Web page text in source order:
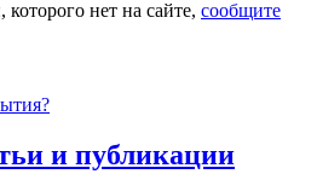
нет на сайте, сообщите
и публикации